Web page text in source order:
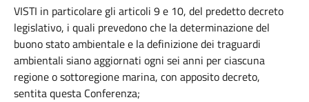
VISTI in particolare gli articoli 9 e 10, del predetto decreto
legislativo, i quali prevedono che la determinazione del
buono stato ambientale e la definizione dei traguardi
ambientali siano aggiornati ogni sei anni per ciascuna
regione o sottoregione marina, con apposito decreto,
sentita questa Conferenza;